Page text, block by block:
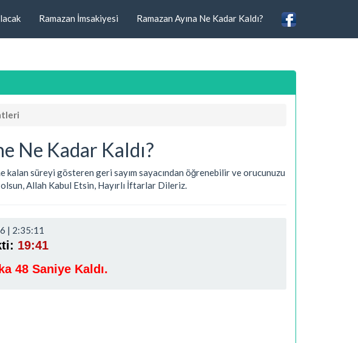
Ramazan İmsakiyesi Ramazan Ayına Ne Kadar Kaldı?
Ne Kadar Kaldı?
süreyi gösteren geri sayım sayacından öğrenebilir ve orucunuzu
Allah Kabul Etsin, Hayırlı İftarlar Dileriz.
| 2:35:11
19:41
48 Saniye Kaldı.